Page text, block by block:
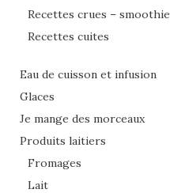
Recettes crues – smoothie
Recettes cuites
Eau de cuisson et infusion
Glaces
Je mange des morceaux
Produits laitiers
Fromages
Lait